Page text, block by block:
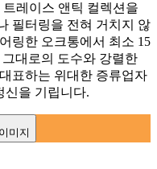
레이스 앤틱 컬렉션을
필터링을 전혀 거치지 않
링한 오크통에서 최소 15
대로의 도수와 강렬한
표하는 위대한 증류업자
신을 기립니다.
미지